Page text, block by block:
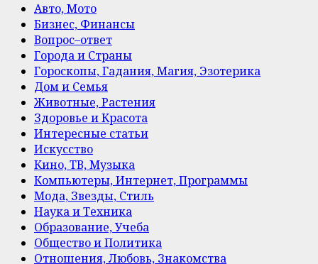
Авто, Мото
Бизнес, Финансы
Вопрос–ответ
Города и Страны
Гороскопы, Гадания, Магия, Эзотерика
Дом и Семья
Животные, Растения
Здоровье и Красота
Интересные статьи
Искусство
Кино, ТВ, Музыка
Компьютеры, Интернет, Программы
Мода, Звезды, Стиль
Наука и Техника
Образование, Учеба
Общество и Политика
Отношения, Любовь, Знакомства